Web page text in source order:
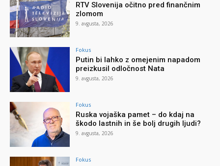
RTV Slovenija očitno pred finančnim
zlomom
9. avgusta, 2026
Fokus
Putin bi lahko z omejenim napadom
preizkusil odločnost Nata
9. avgusta, 2026
Fokus
Ruska vojaška pamet – do kdaj na
škodo lastnih in še bolj drugih ljudi?
9. avgusta, 2026
Fokus